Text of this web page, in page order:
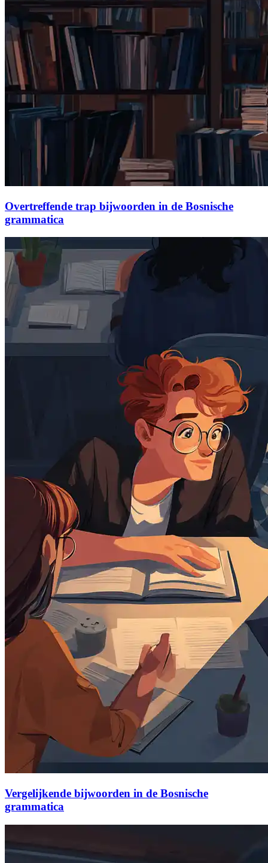
Overtreffende trap bijwoorden in de Bosnische
grammatica
Vergelijkende bijwoorden in de Bosnische
grammatica